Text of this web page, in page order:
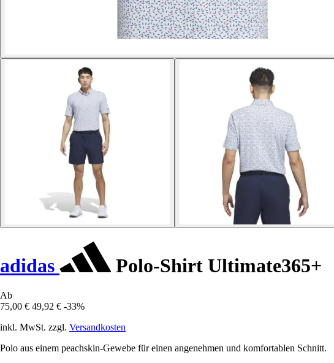
adidas Polo-Shirt Ultimate365+
Ab
75,00 € 49,92 € -33%
inkl. MwSt. zzgl. Versandkosten
Polo aus einem peachskin-Gewebe für einen angenehmen und komfortablen Schnitt.